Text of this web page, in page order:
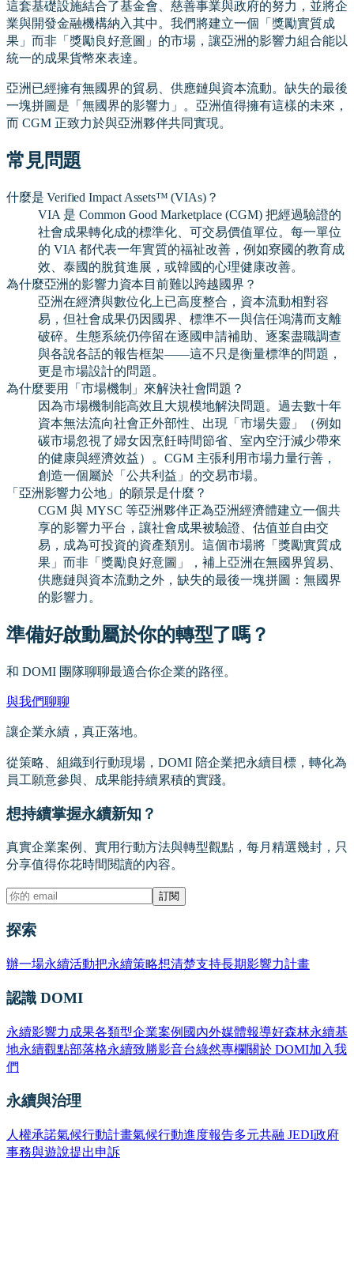
這套基礎設施結合了基金會、慈善事業與政府的努力，並將企
業與開發金融機構納入其中。我們將建立一個「獎勵實質成
果」而非「獎勵良好意圖」的市場，讓亞洲的影響力組合能以
統一的成果貨幣來表達。
亞洲已經擁有無國界的貿易、供應鏈與資本流動。缺失的最後
一塊拼圖是「無國界的影響力」。亞洲值得擁有這樣的未來，
而 CGM 正致力於與亞洲夥伴共同實現。
常見問題
什麼是 Verified Impact Assets™ (VIAs)？
VIA 是 Common Good Marketplace (CGM) 把經過驗證的
社會成果轉化成的標準化、可交易價值單位。每一單位
的 VIA 都代表一年實質的福祉改善，例如寮國的教育成
效、泰國的脫貧進展，或韓國的心理健康改善。
為什麼亞洲的影響力資本目前難以跨越國界？
亞洲在經濟與數位化上已高度整合，資本流動相對容
易，但社會成果仍因國界、標準不一與信任鴻溝而支離
破碎。生態系統仍停留在逐國申請補助、逐案盡職調查
與各說各話的報告框架——這不只是衡量標準的問題，
更是市場設計的問題。
為什麼要用「市場機制」來解決社會問題？
因為市場機制能高效且大規模地解決問題。過去數十年
資本無法流向社會正外部性、出現「市場失靈」（例如
碳市場忽視了婦女因烹飪時間節省、室內空汙減少帶來
的健康與經濟效益）。CGM 主張利用市場力量行善，
創造一個屬於「公共利益」的交易市場。
「亞洲影響力公地」的願景是什麼？
CGM 與 MYSC 等亞洲夥伴正為亞洲經濟體建立一個共
享的影響力平台，讓社會成果被驗證、估值並自由交
易，成為可投資的資產類別。這個市場將「獎勵實質成
果」而非「獎勵良好意圖」，補上亞洲在無國界貿易、
供應鏈與資本流動之外，缺失的最後一塊拼圖：無國界
的影響力。
準備好啟動屬於你的轉型了嗎？
和 DOMI 團隊聊聊最適合你企業的路徑。
與我們聊聊
讓企業永續，真正落地。
從策略、組織到行動現場，DOMI 陪企業把永續目標，轉化為
員工願意參與、成果能持續累積的實踐。
想持續掌握永續新知？
真實企業案例、實用行動方法與轉型觀點，每月精選幾封，只
分享值得你花時間閱讀的內容。
訂閱
探索
辦一場永續活動把永續策略想清楚支持長期影響力計畫
認識 DOMI
永續影響力成果各類型企業案例 國內外媒體報導好森林永續基
地永續觀點部落格永續致勝影音台綠然專欄關於 DOMI加入我
們
永續與治理
人權承諾氣候行動計畫氣候行動進度報告多元共融 JEDI政府
事務與遊說提出申訴